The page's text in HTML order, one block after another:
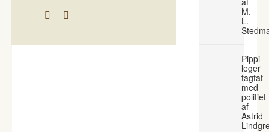
M.
L.
Pippi
leger
tagfat
med
politiet
af
Astrid